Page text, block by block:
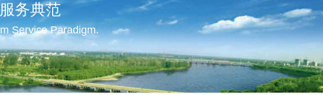
务典范
Service Paradigm.